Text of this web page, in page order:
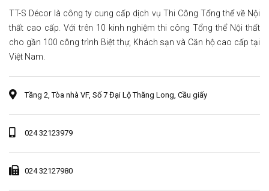
TT-S Décor là công ty cung cấp dịch vụ Thi Công Tổng thể về Nội
thất cao cấp. Với trên 10 kinh nghiệm thi công Tổng thể Nội thất
cho gần 100 công trình Biệt thự, Khách sạn và Căn hộ cao cấp tại
Việt Nam.
Tầng 2, Tòa nhà VF, Số 7 Đại Lộ Thăng Long, Cầu giấy
024 32123979
024 32127980